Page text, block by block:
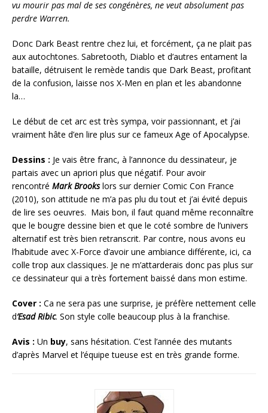
vu mourir pas mal de ses congénères, ne veut absolument pas
perdre Warren.
Donc Dark Beast rentre chez lui, et forcément, ça ne plait pas
aux autochtones. Sabretooth, Diablo et d’autres entament la
bataille, détruisent le remède tandis que Dark Beast, profitant
de la confusion, laisse nos X-Men en plan et les abandonne
la…
Le début de cet arc est très sympa, voir passionnant, et j’ai
vraiment hâte d’en lire plus sur ce fameux Age of Apocalypse.
Dessins : Je vais être franc, à l’annonce du dessinateur, je
partais avec un apriori plus que négatif. Pour avoir
rencontré Mark Brookslors sur dernier Comic Con France
(2010), son attitude ne m’a pas plu du tout et j’ai évité depuis
de lire ses oeuvres. Mais bon, il faut quand même reconnaître
que le bougre dessine bien et que le coté sombre de l’univers
alternatif est très bien retranscrit. Par contre, nous avons eu
l’habitude avec X-Force d’avoir une ambiance différente, ici, ca
colle trop aux classiques. Je ne m’attarderais donc pas plus sur
ce dessinateur qui a très fortement baissé dans mon estime.
Cover : Ca ne sera pas une surprise, je préfère nettement celle
d‘Esad Ribic. Son style colle beaucoup plus à la franchise.
Avis : Un buy, sans hésitation. C’est l’année des mutants
d’après Marvel et l’équipe tueuse est en très grande forme.